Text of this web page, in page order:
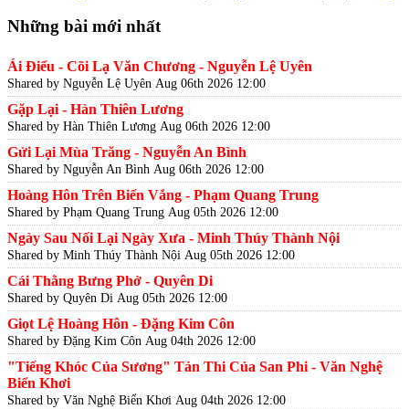
Những bài mới nhất
Ái Điểu - Cõi Lạ Văn Chương - Nguyễn Lệ Uyên
Shared by Nguyễn Lệ Uyên Aug 06th 2026 12:00
Gặp Lại - Hàn Thiên Lương
Shared by Hàn Thiên Lương Aug 06th 2026 12:00
Gửi Lại Mùa Trăng - Nguyễn An Bình
Shared by Nguyễn An Bình Aug 06th 2026 12:00
Hoàng Hôn Trên Biển Vắng - Phạm Quang Trung
Shared by Phạm Quang Trung Aug 05th 2026 12:00
Ngày Sau Nối Lại Ngày Xưa - Minh Thúy Thành Nội
Shared by Minh Thúy Thành Nội Aug 05th 2026 12:00
Cái Thằng Bưng Phở - Quyên Di
Shared by Quyên Di Aug 05th 2026 12:00
Giọt Lệ Hoàng Hôn - Đặng Kim Côn
Shared by Đặng Kim Côn Aug 04th 2026 12:00
"Tiếng Khóc Của Sương" Tản Thi Của San Phi - Văn Nghệ
Biển Khơi
Shared by Văn Nghệ Biển Khơi Aug 04th 2026 12:00